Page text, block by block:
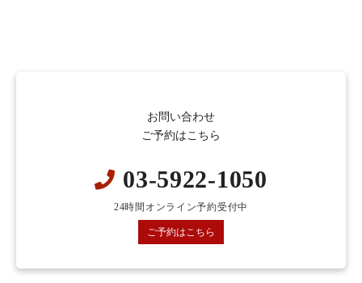
お問い合わせ
ご予約はこちら
03-5922-1050
24時間オンライン予約受付中
ご予約はこちら